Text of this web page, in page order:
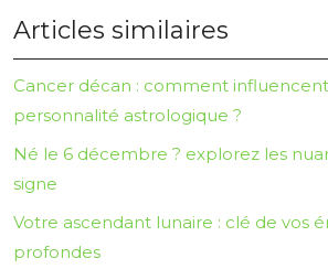
Articles similaires
Cancer décan : comment
personnalité astrologique ?
Né le 6 décembre ? explorez les
signe
Votre ascendant lunaire : clé de vos
profondes